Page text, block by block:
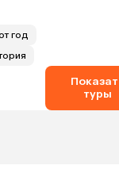
год
туры